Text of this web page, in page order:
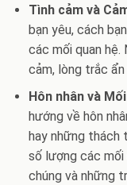
Tình cảm và
bạn yêu, cách
các mối quan
cảm, lòng trắc ẩn
Hôn nhân và
hướng về hôn
hay những thách
số lượng các mối
chúng và những